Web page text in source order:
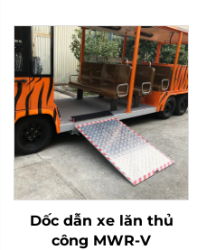
Dốc dẫn xe lăn thủ
công MWR-V